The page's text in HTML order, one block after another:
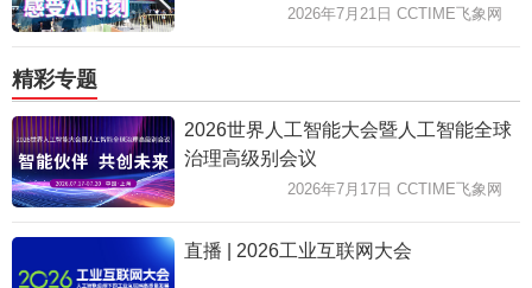
2026年7月21日 CCTIME飞象网
精彩专题
2026世界人工智能大会暨人工智能全球
治理高级别会议
2026年7月17日 CCTIME飞象网
直播 | 2026工业互联网大会